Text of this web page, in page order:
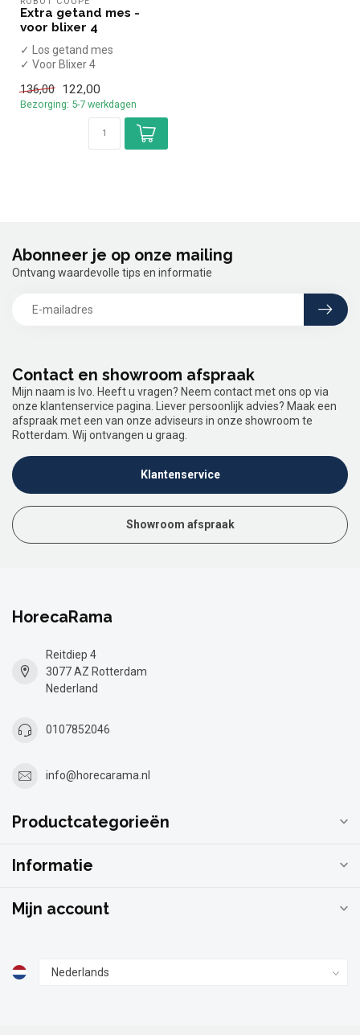
Extra getand mes -
voor blixer 4
✓ Los getand mes
✓ Voor Blixer 4
136,00
122,00
Bezorging: 5-7 werkdagen
Contact en showroom afspraak
Mijn naam is Ivo. Heeft u vragen? Neem contact met ons op via
onze klantenservice pagina. Liever persoonlijk advies? Maak een
afspraak met een van onze adviseurs in onze showroom te
Rotterdam. Wij ontvangen u graag.
Klantenservice
Showroom afspraak
Abonneer je op onze mailing
Ontvang waardevolle tips en informatie
HorecaRama
Reitdiep 4
3077 AZ Rotterdam
Nederland
0107852046
info@horecarama.nl
Productcategorieën
Informatie
Mijn account